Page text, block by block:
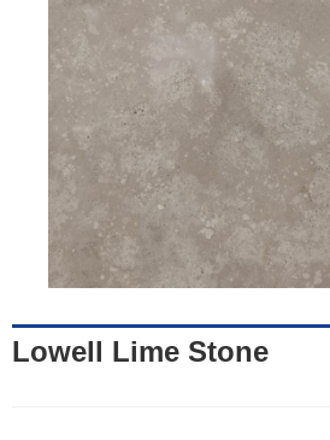
Lowell Lime Stone